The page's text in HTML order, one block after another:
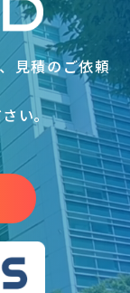
見積のご依頼
い｡